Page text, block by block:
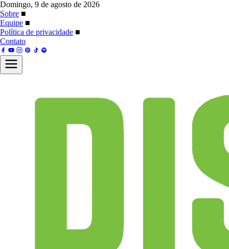
Domingo, 9 de agosto de 2026
Sobre ■
Equipe ■
Política de privacidade ■
Contato